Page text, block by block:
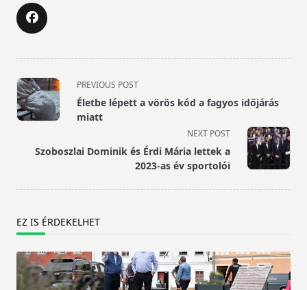
<span
class="nav-
subtitle
reader-
PREVIOUS POST
Életbe lépett a vörös kód a fagyos időjárás
miatt
NEXT POST
Szoboszlai Dominik és Érdi Mária lettek a
2023-as év sportolói
EZ IS ÉRDEKELHET